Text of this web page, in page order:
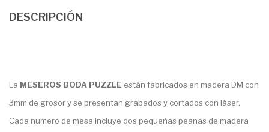
DESCRIPCIÓN
La MESEROS BODA PUZZLE están fabricados en madera DM con
3mm de grosor y se presentan grabados y cortados con láser.
Cada numero de mesa incluye dos pequeñas peanas de madera